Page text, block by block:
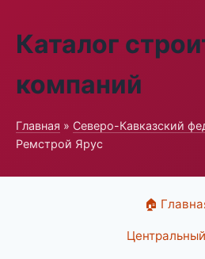
Каталог
компаний
Главная » Северо-Кавказский
Ремстрой Ярус
🏠